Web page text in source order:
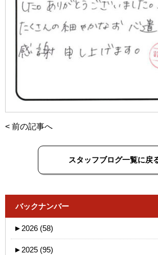
< 前の記事へ
スタッフブログ一覧に戻
バックナンバー
►2026 (58)
►2025 (95)